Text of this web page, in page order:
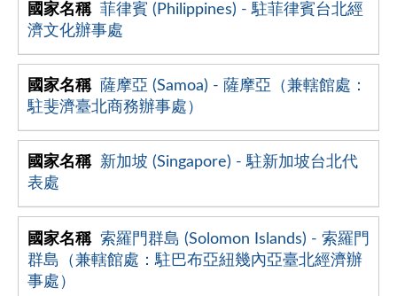
菲律賓 (Philippines) - 駐菲律賓台北經
濟文化辦事處
薩摩亞 (Samoa) - 薩摩亞（兼轄館處：
駐斐濟臺北商務辦事處）
新加坡 (Singapore) - 駐新加坡台北代
表處
索羅門群島 (Solomon Islands) - 索羅門
群島（兼轄館處：駐巴布亞紐幾內亞臺北經濟辦
事處）